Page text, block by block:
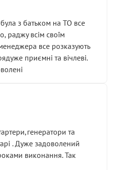
з батьком на ТО все
раджу всім своїм
все розказують
приємні та вічлеві.
та
. Дуже задоволений
виконання. Так